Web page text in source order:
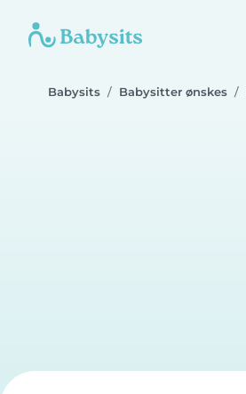
Babysits Babysitter ønskes